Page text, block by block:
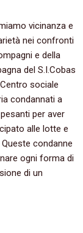
vicinanza e
nei confronti
e della
del S.I.Cobas
sociale
condannati a
per aver
alle lotte e
condanne
ogni forma di
di un